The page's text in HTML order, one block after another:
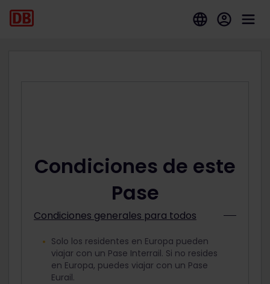
Condiciones de este
Pase
Condiciones generales para todos
Solo los residentes en Europa pueden
viajar con un Pase Interrail. Si no resides
en Europa, puedes viajar con un Pase
Eurail.